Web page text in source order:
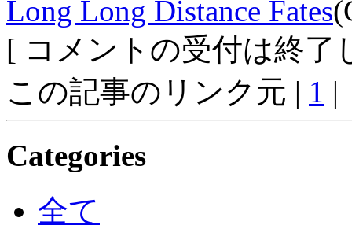
Long Long Distance Fates
[ コメントの受付は終了
この記事のリンク元 | 1 |
Categories
全て